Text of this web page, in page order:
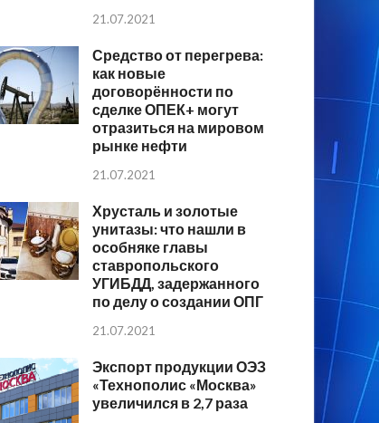
21.07.2021
Средство от перегрева:
как новые
договорённости по
сделке ОПЕК+ могут
отразиться на мировом
рынке нефти
21.07.2021
Хрусталь и золотые
унитазы: что нашли в
особняке главы
ставропольского
УГИБДД, задержанного
по делу о создании ОПГ
21.07.2021
Экспорт продукции ОЭЗ
«Технополис «Москва»
увеличился в 2,7 раза